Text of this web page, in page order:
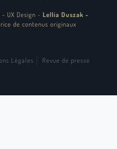
UX Design - Lellia Duszak -
de contenus originaux
Légales Revue de presse